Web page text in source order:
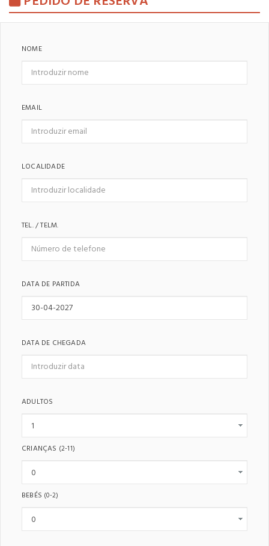
NOME
EMAIL
LOCALIDADE
TEL. / TELM.
DATA DE PARTIDA
DATA DE CHEGADA
ADULTOS
CRIANÇAS (2-11)
BEBÉS (0-2)